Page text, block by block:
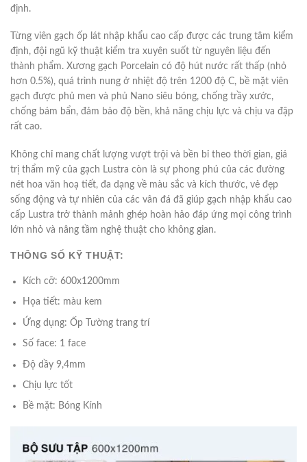
định.
Từng viên gạch ốp lát nhập khẩu cao cấp được các trung tâm kiểm
định, đội ngũ kỹ thuật kiểm tra xuyên suốt từ nguyên liệu đến
thành phẩm. Xương gạch Porcelain có độ hút nước rất thấp (nhỏ
hơn 0.5%), quá trình nung ở nhiệt độ trên 1200 độ C, bề mặt viên
gạch được phủ men và phủ Nano siêu bóng, chống trầy xước,
chống bám bẩn, đảm bảo độ bền, khả năng chịu lực và chịu va đập
rất cao.
Không chỉ mang chất lượng vượt trội và bền bỉ theo thời gian, giá
trị thẩm mỹ của gạch Lustra còn là sự phong phú của các đường
nét hoa văn hoạ tiết, đa dạng về màu sắc và kích thước, vẻ đẹp
sống động và tự nhiên của các vân đá đã giúp gạch nhập khẩu cao
cấp Lustra trở thành mảnh ghép hoàn hảo đáp ứng mọi công trình
lớn nhỏ và nâng tầm nghệ thuật cho không gian.
THÔNG SỐ KỸ THUẬT:
Kích cỡ: 600x1200mm
Họa tiết: màu kem
Ứng dụng: Ốp Tường trang trí
Số face: 1 face
Độ dầy 9,4mm
Chịu lực tốt
Bề mặt: Bóng Kính